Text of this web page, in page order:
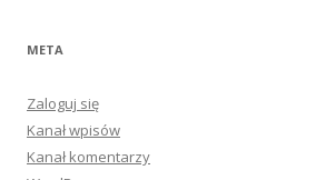
META
Zaloguj się
Kanał wpisów
Kanał komentarzy